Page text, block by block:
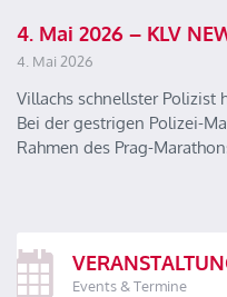
4. Mai 2026 – KLV
4. Mai 2026
Villachs schnellster Polizist
Bei der gestrigen Polizei-
Rahmen des Prag-
Events & Termine